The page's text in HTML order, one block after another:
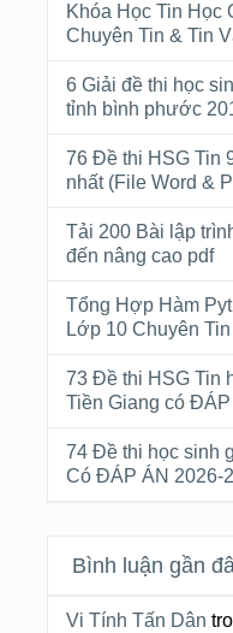
Khóa Học Tin Học
Chuyên Tin & Tin
6 Giải đề thi học
tỉnh bình phước
76 Đề thi HSG Tin
nhất (File Word &
Tải 200 Bài lập
đến nâng cao pdf
Tổng Hợp Hàm
Lớp 10 Chuyên Tin
73 Đề thi HSG Tin
Tiền Giang có
74 Đề thi học sinh
Có ĐÁP ÁN 2026-
Bình luận gần
Vi Tính Tấn Dân